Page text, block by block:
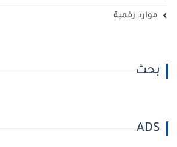
موارد رقمية
بحث
ADS